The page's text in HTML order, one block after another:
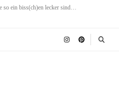
so ein biss(ch)en lecker sind…